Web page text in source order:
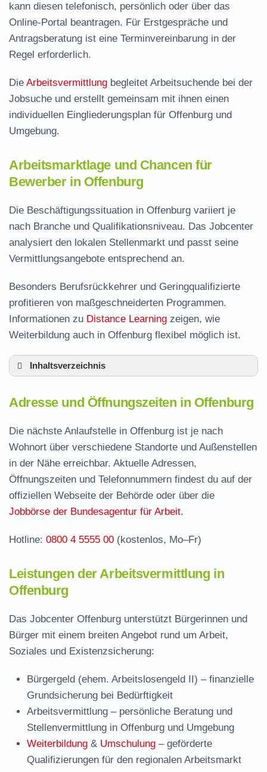
kann diesen telefonisch, persönlich oder über das
Online-Portal beantragen. Für Erstgespräche und
Antragsberatung ist eine Terminvereinbarung in der
Regel erforderlich.
Die Arbeitsvermittlung begleitet Arbeitsuchende bei der
Jobsuche und erstellt gemeinsam mit ihnen einen
individuellen Eingliederungsplan für Offenburg und
Umgebung.
Arbeitsmarktlage und Chancen für
Bewerber in Offenburg
Die Beschäftigungssituation in Offenburg variiert je
nach Branche und Qualifikationsniveau. Das Jobcenter
analysiert den lokalen Stellenmarkt und passt seine
Vermittlungsangebote entsprechend an.
Besonders Berufsrückkehrer und Geringqualifizierte
profitieren von maßgeschneiderten Programmen.
Informationen zu Distance Learning zeigen, wie
Weiterbildung auch in Offenburg flexibel möglich ist.
Inhaltsverzeichnis
Leistungen der Arbeitsvermittlung in Offenburg
Termin vereinbaren und Bürgergeld beantragen
Jobcenter Ortenaukreis – zuständige Stelle
Häufige Fragen rund ums Jobcenter
Adresse und Öffnungszeiten in Offenburg
Die nächste Anlaufstelle in Offenburg ist je nach
Wohnort über verschiedene Standorte und Außenstellen
in der Nähe erreichbar. Aktuelle Adressen,
Öffnungszeiten und Telefonnummern findest du auf der
offiziellen Webseite der Behörde oder über die
Jobbörse der Bundesagentur für Arbeit.
Hotline: 0800 4 5555 00 (kostenlos, Mo–Fr)
Leistungen der Arbeitsvermittlung in
Offenburg
Das Jobcenter Offenburg unterstützt Bürgerinnen und
Bürger mit einem breiten Angebot rund um Arbeit,
Soziales und Existenzsicherung:
Bürgergeld (ehem. Arbeitslosengeld II) – finanzielle
Grundsicherung bei Bedürftigkeit
Arbeitsvermittlung – persönliche Beratung und
Stellenvermittlung in Offenburg und Umgebung
Weiterbildung & Umschulung – geförderte
Qualifizierungen für den regionalen Arbeitsmarkt